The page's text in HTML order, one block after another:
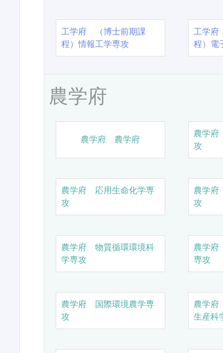
工学府 （博士前期課
程）情報工学専攻
工学
程）電
農学府
農学府 農学府
農学
攻
農学府 応用生命化学専
攻
農学
攻
農学府 物質循環環境科
学専攻
農学
専攻
農学府 国際環境農学専
攻
農学
生産科